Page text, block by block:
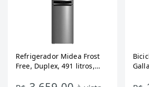
Refrigerador Midea Frost
Free, Duplex, 491 litros,